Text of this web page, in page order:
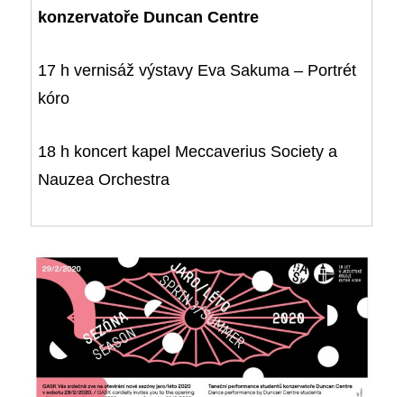
konzervatoře Duncan Centre
17 h vernisáž výstavy Eva Sakuma – Portrét
kóro
18 h koncert kapel Meccaverius Society a
Nauzea Orchestra